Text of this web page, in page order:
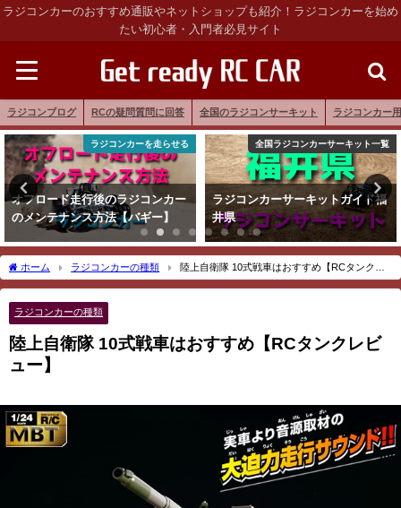
ラジコンカーのおすすめ通販やネットショップも紹介！ラジコンカーを始め
たい初心者・入門者必見サイト
ラジコンブログ RCの疑問質問に回答 全国のラジコンサーキット ラジコンカー
ラジコンカーを走らせる
オフロード走行後のラジコンカー
のメンテナンス方法【バギー】
全国ラジコンカーサーキット一覧
ラジコンカーサーキットガイド福
井県
ホーム ラジコンカーの種類
陸上自衛隊 10式戦車はおすすめ【RCタンクレ
ビュー】
ラジコンカーの種類
陸上自衛隊 10式戦車はおすすめ【RCタンクレビ
ュー】